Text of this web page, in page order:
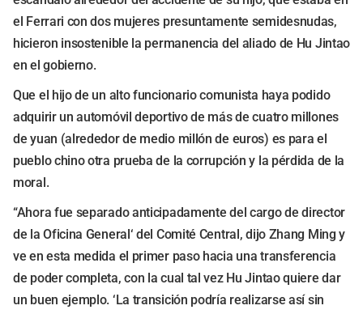
el Ferrari con dos mujeres presuntamente semidesnudas,
hicieron insostenible la permanencia del aliado de Hu Jintao
en el gobierno.
Que el hijo de un alto funcionario comunista haya podido
adquirir un automóvil deportivo de más de cuatro millones
de yuan (alrededor de medio millón de euros) es para el
pueblo chino otra prueba de la corrupción y la pérdida de la
moral.
“Ahora fue separado anticipadamente del cargo de director
de la Oficina General‘ del Comité Central, dijo Zhang Ming y
ve en esta medida el primer paso hacia una transferencia
de poder completa, con la cual tal vez Hu Jintao quiere dar
un buen ejemplo. ‘La transición podría realizarse así sin